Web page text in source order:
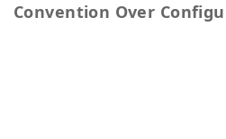
Convention Over